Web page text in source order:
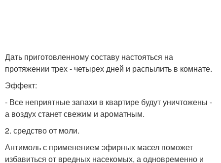
Дать приготовленному составу настояться на
протяжении трех - четырех дней и распылить в комнате.
Эффект:
- Все неприятные запахи в квартире будут уничтожены -
а воздух станет свежим и ароматным.
2. средство от моли.
Антимоль с применением эфирных масел поможет
избавиться от вредных насекомых, а одновременно и